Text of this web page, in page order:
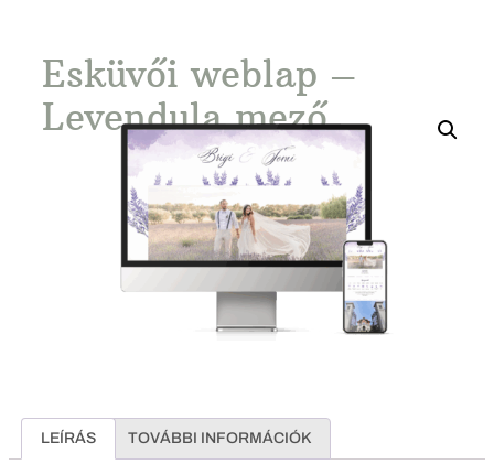
Esküvői weblap –
Levendula mező
LEÍRÁS TOVÁBBI INFORMÁCIÓK